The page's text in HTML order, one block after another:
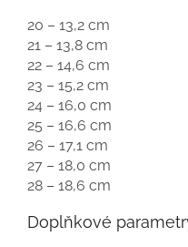
20 – 13,2 cm
21 – 13,8 cm
22 – 14,6 cm
23 – 15,2 cm
24 – 16,0 cm
25 – 16,6 cm
26 – 17,1 cm
27 – 18,0 cm
28 – 18,6 cm
Doplňkové